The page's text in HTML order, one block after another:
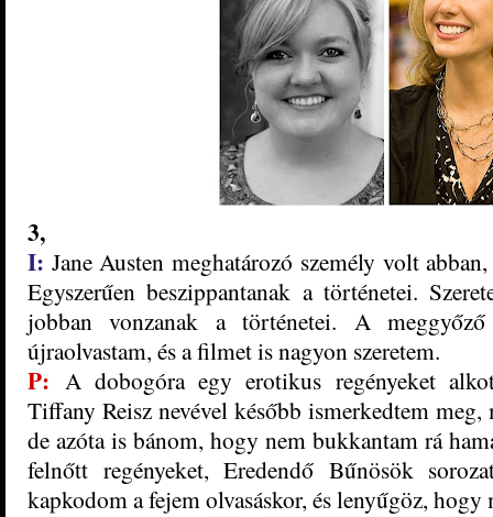
3,
I: Jane Austen meghatározó személy volt
Egyszerűen beszippantanak a történetei.
jobban vonzanak a történetei. A meggyőző
újraolvastam, és a filmet is nagyon szeretem.
P: A dobogóra egy erotikus regényeket
Tiffany Reisz nevével később ismerkedtem
de azóta is bánom, hogy nem bukkantam rá
felnőtt regényeket, Eredendő Bűnösök
kapkodom a fejem olvasáskor, és lenyűgöz,